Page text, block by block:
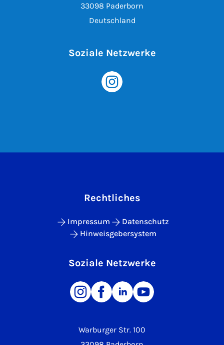
33098 Paderborn
Deutschland
Soziale Netzwerke
Warburger Str. 100
Rechtliches
Impressum
Datenschutz
Hinweisgebersystem
Soziale Netzwerke